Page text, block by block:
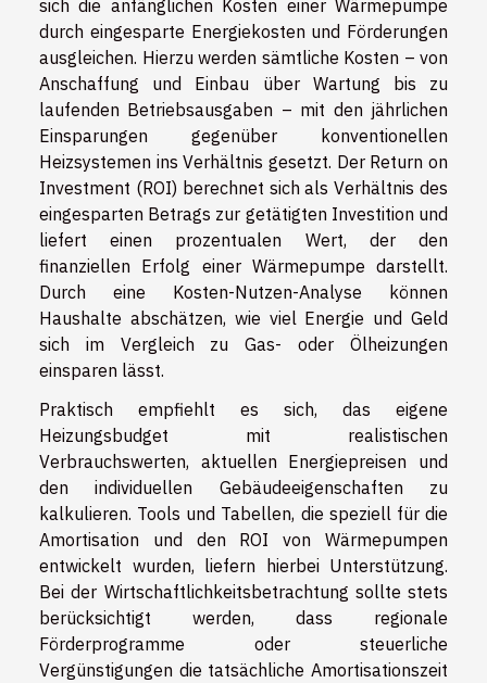
sich die anfänglichen Kosten einer Wärmepumpe
durch eingesparte Energiekosten und Förderungen
ausgleichen. Hierzu werden sämtliche Kosten – von
Anschaffung und Einbau über Wartung bis zu
laufenden Betriebsausgaben – mit den jährlichen
Einsparungen gegenüber konventionellen
Heizsystemen ins Verhältnis gesetzt. Der Return on
Investment (ROI) berechnet sich als Verhältnis des
eingesparten Betrags zur getätigten Investition und
liefert einen prozentualen Wert, der den
finanziellen Erfolg einer Wärmepumpe darstellt.
Durch eine Kosten-Nutzen-Analyse können
Haushalte abschätzen, wie viel Energie und Geld
sich im Vergleich zu Gas- oder Ölheizungen
einsparen lässt.
Praktisch empfiehlt es sich, das eigene
Heizungsbudget mit realistischen
Verbrauchswerten, aktuellen Energiepreisen und
den individuellen Gebäudeeigenschaften zu
kalkulieren. Tools und Tabellen, die speziell für die
Amortisation und den ROI von Wärmepumpen
entwickelt wurden, liefern hierbei Unterstützung.
Bei der Wirtschaftlichkeitsbetrachtung sollte stets
berücksichtigt werden, dass regionale
Förderprogramme oder steuerliche
Vergünstigungen die tatsächliche Amortisationszeit